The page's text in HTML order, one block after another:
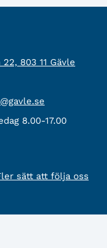
803 11 Gävle
8.00-17.00
sätt att följa oss